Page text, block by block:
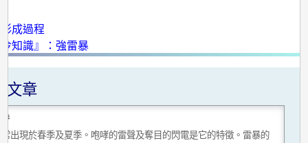
成過程
知識』：強雷暴
文章
出現於春季及夏季。咆哮的雷聲及奪目的閃電是它的特徵。雷暴的